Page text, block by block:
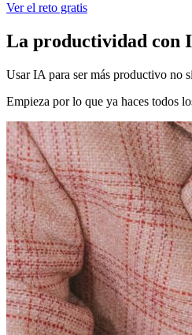
Ver el reto gratis
La productividad con
Usar IA para ser más productivo no
Empieza por lo que ya haces todos